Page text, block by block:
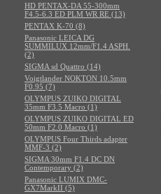
HD PENTAX-DA 55-300mm
F4.5-6.3 ED PLM WR RE (13)
PENTAX K-70 (8)
Panasonic LEICA DG
SUMMILUX 12mm/F1.4 ASPH.
(2)
SIGMA sd Quattro (14)
Voigtlander NOKTON 10.5mm
F0.95 (7)
OLYMPUS ZUIKO DIGITAL
35mm F3.5 Macro (1)
OLYMPUS ZUIKO DIGITAL ED
50mm F2.0 Macro (1)
OLYMPUS Four Thirds adapter
MMF-3 (2)
SIGMA 30mm F1.4 DC DN
Contemporary (2)
Panasonic LUMIX DMC-
GX7MarkII (5)